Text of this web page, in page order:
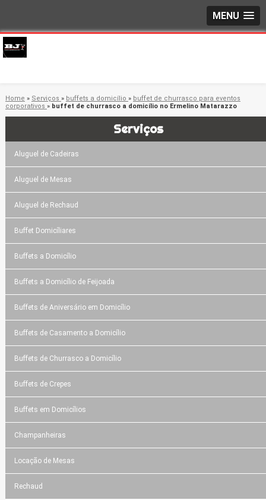
MENU
Home » Serviços » buffets a domicílio » buffet de churrasco para eventos
corporativos » buffet de churrasco a domicílio no Ermelino Matarazzo
Serviços
Aluguel de Cadeiras
Aluguel de Mesas
Aluguel de Rechaud
Buffet Domicíliares
Buffets a Domicílio
Buffets a Domicílio de Feijoada
Buffets de Aniversário em Domicílio
Buffets de Casamento a Domicílio
Buffets de Churrasco a Domicílio
Buffets de Crepes
Buffets em Domicílios
Champanheiras
Locação de Mesas
Rechaud